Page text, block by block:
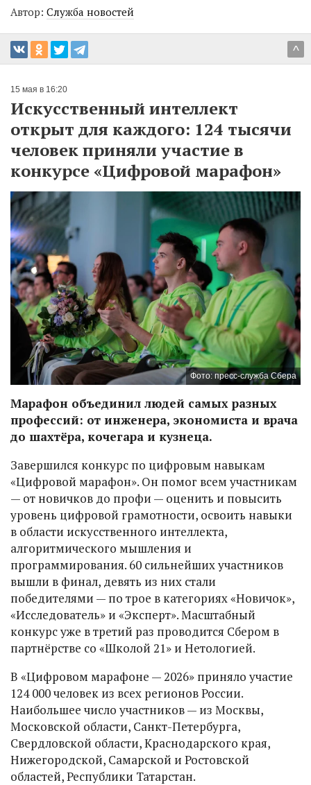
Автор: Служба новостей
^
15 мая в 16:20
Искусственный интеллект
открыт для каждого: 124 тысячи
человек приняли участие в
конкурсе «Цифровой марафон»
Фото: пресс-служба Сбера
Марафон объединил людей самых разных
профессий: от инженера, экономиста и врача
до шахтёра, кочегара и кузнеца.
Завершился конкурс по цифровым навыкам
«Цифровой марафон». Он помог всем участникам
— от новичков до профи — оценить и повысить
уровень цифровой грамотности, освоить навыки
в области искусственного интеллекта,
алгоритмического мышления и
программирования. 60 сильнейших участников
вышли в финал, девять из них стали
победителями — по трое в категориях «Новичок»,
«Исследователь» и «Эксперт». Масштабный
конкурс уже в третий раз проводится Сбером в
партнёрстве со «Школой 21» и Нетологией.
В «Цифровом марафоне — 2026» приняло участие
124 000 человек из всех регионов России.
Наибольшее число участников — из Москвы,
Московской области, Санкт-Петербурга,
Свердловской области, Краснодарского края,
Нижегородской, Самарской и Ростовской
областей, Республики Татарстан.